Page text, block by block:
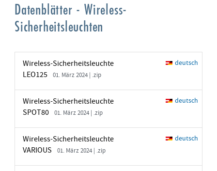
Datenblätter - Wireless-
Sicherheitsleuchten
Wireless-Sicherheitsleuchte
LEO125
01. März 2024 | .zip
deutsch
Wireless-Sicherheitsleuchte
SPOT80
01. März 2024 | .zip
deutsch
Wireless-Sicherheitsleuchte
VARIOUS
01. März 2024 | .zip
deutsch